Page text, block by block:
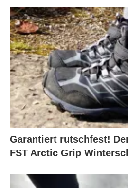
Garantiert rutschfest!
FST Arctic Grip